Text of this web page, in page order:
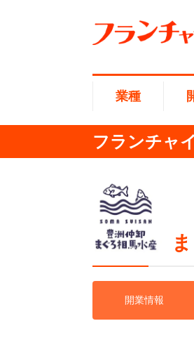
業種
業種
開業資金
エリア
ランキング
フランチャ
開業情報